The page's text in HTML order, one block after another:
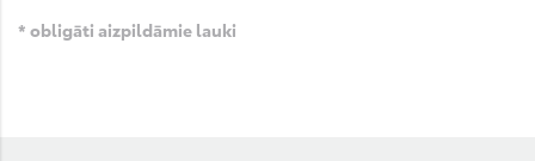
* obligāti aizpildāmie lauki